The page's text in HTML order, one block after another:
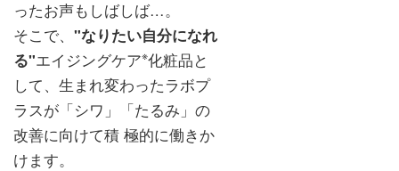
ったお声もしばしば…。
そこで、 "なりたい自分になれ
る"エイジングケア※化粧品と
して、生まれ変わったラボプ
ラスが「シワ」「たるみ」の
改善に向けて積 極的に働きか
けます。